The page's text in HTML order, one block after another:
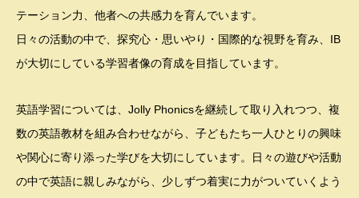
テーション力、他者への共感力を育んでいます。
日々の活動の中で、探究心・思いやり・国際的な視野を育み、IB
が大切にしている学習者像の育成を目指しています。
英語学習については、Jolly Phonicsを継続して取り入れつつ、複
数の英語教材を組み合わせながら、子どもたち一人ひとりの興味
や関心に寄り添った学びを大切にしています。日々の遊びや活動
の中で英語に親しみながら、少しずつ着実に力がついていくよう